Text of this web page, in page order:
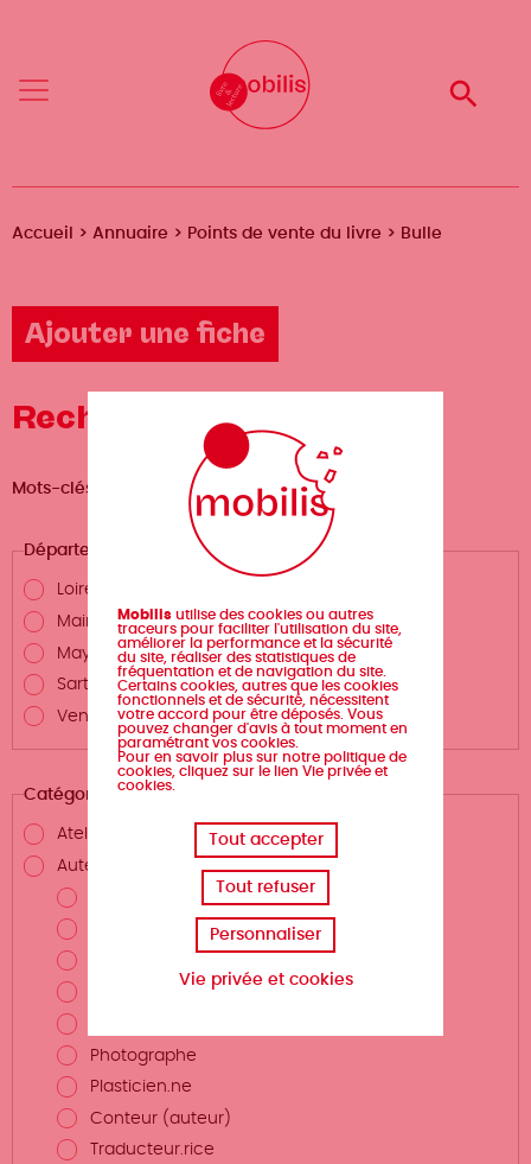
Menu
principal
Menu
Fil
Accueil Annuaire Points de vente du livre Bulle
Ajouter une fiche
Recherche avancée
Mots-clés
Département
Loire-Atlantique
Maine-et-Loire
Mayenne
Sarthe
Vendée
Catégories
Atelier d'écriture
Auteurs.rices et métiers de la création
Dessinateur.rice
Photographe
Plasticien.ne
Conteur (auteur)
Traducteur.rice
Mobilis utilise des cookies ou autres
traceurs pour faciliter l'utilisation du site,
améliorer la performance et la sécurité
du site, réaliser des statistiques de
fréquentation et de navigation du site.
Certains cookies, autres que les cookies
fonctionnels et de sécurité, nécessitent
votre accord pour être déposés. Vous
pouvez changer d'avis à tout moment en
paramétrant vos cookies.
Pour en savoir plus sur notre politique de
cookies, cliquez sur le lien Vie privée et
cookies.
Tout accepter
Tout refuser
Personnaliser
Vie privée et cookies